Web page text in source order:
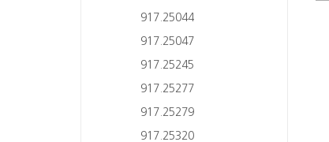
917.25044
917.25047
917.25245
917.25277
917.25279
917.25320